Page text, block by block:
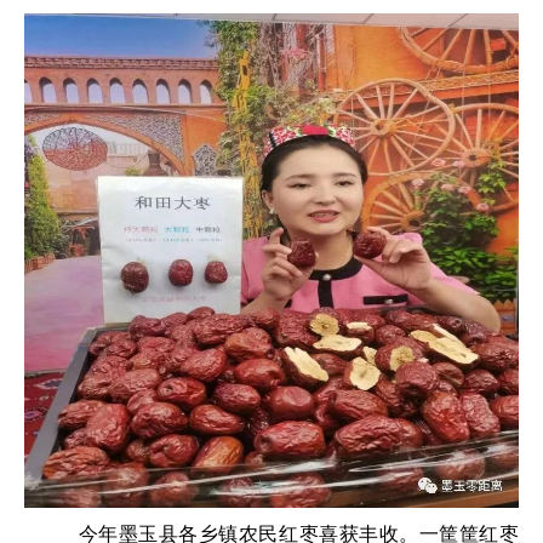
今年墨玉县各乡镇农民红枣喜获丰收。一筐筐红枣